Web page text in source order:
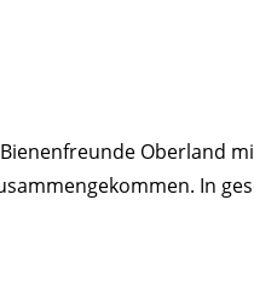
Oberland
In